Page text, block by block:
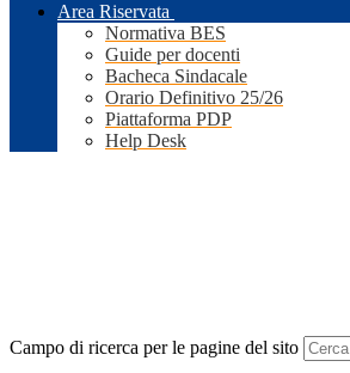
Area Riservata
Normativa BES
Guide per docenti
Bacheca Sindacale
Orario Definitivo 25/26
Piattaforma PDP
Help Desk
Campo di ricerca per le pagine del sito